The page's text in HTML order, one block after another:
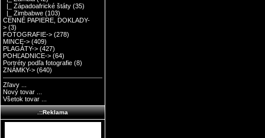
|_ Západoafrické štáty (35)
|_ Zimbabwe (103)
CENNÉ PAPIERE, DOKLADY-
> (3)
FOTOGRAFIE-> (278)
MINCE-> (409)
PLAGÁTY-> (427)
POHĽADNICE-> (64)
Portréty podľa fotografie (8)
ZNÁMKY-> (640)
Zľavy ...
Nový tovar ...
Všetok tovar ...
.::Reklama